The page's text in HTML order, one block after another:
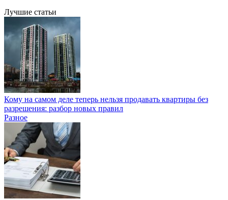
Лучшие статьи
Кому на самом деле теперь нельзя продавать квартиры без
разрешения: разбор новых правил
Разное